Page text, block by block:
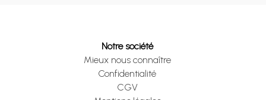
Notre société
Mieux nous connaître
Confidentialité
CGV